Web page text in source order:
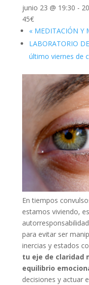
junio 23 @ 19:30 -
45€
«MEDITACIÓN Y
LABORATORIO
último viernes de
En tiempos
estamos viviendo,
para evitar ser
inercias y estados
tu eje de claridad
equilibrio
decisiones y actuar